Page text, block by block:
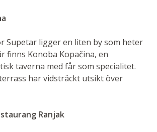
Supetar ligger en liten by som heter
finns Konoba Kopačina, en
taverna med får som specialitet.
har vidsträckt utsikt över
Ranjak